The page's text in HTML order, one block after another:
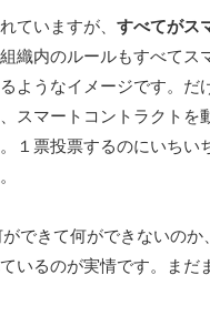
ていますが、 すべてがス
織内のルールもすべてス
ようなイメージです。だ
スマートコントラクトを
１票投票するのにいちい
できて何ができないの
いるのが実情です。まだ